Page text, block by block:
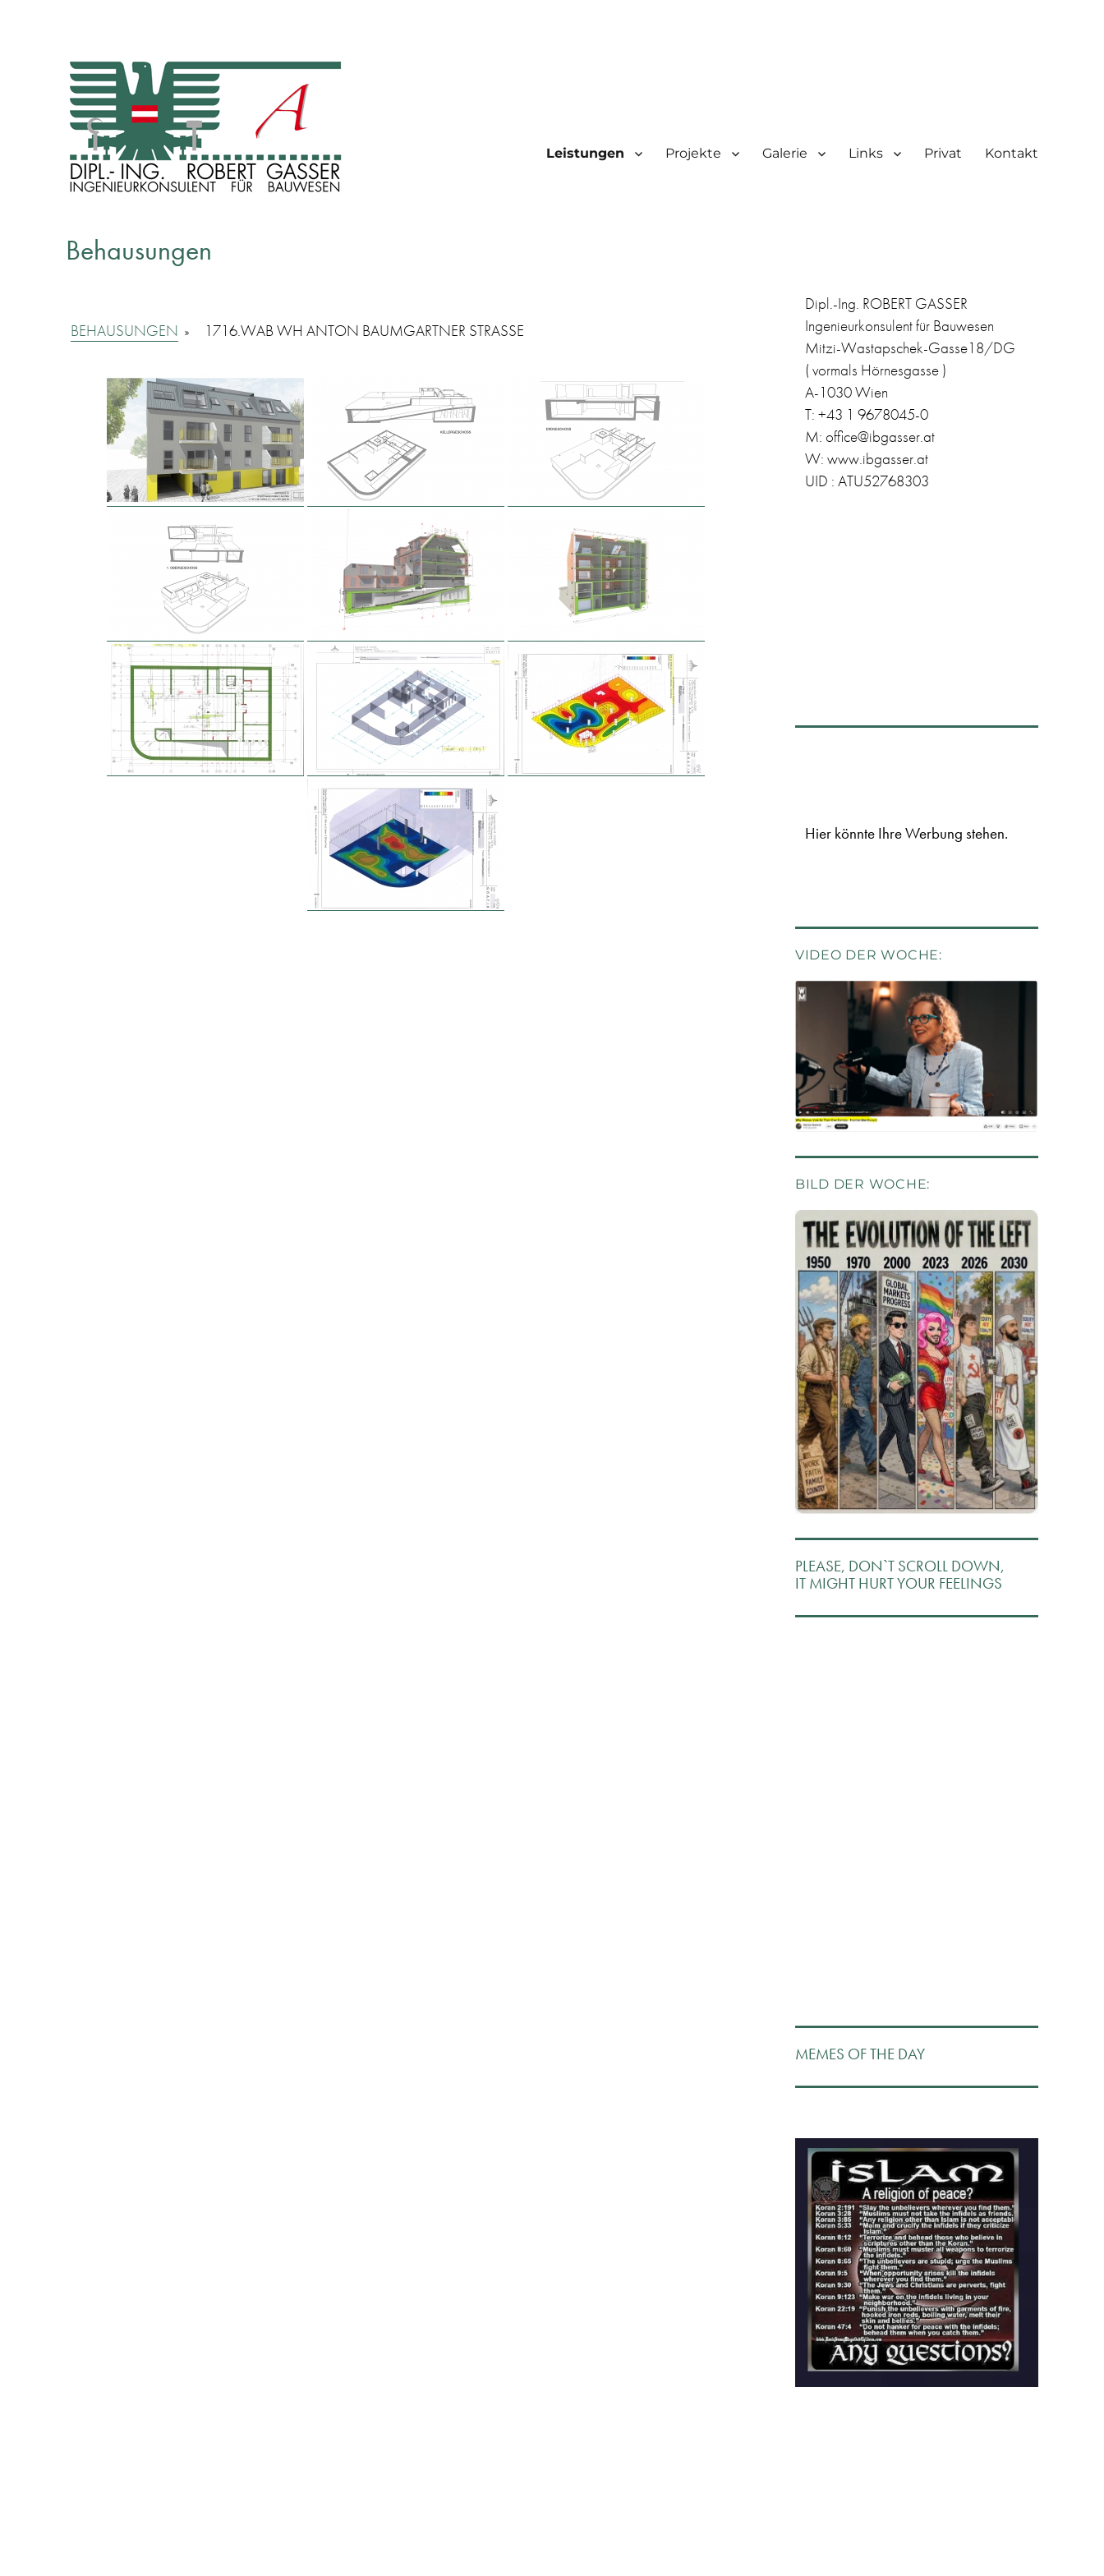
Leistungen Projekte Galerie Links Privat Kontakt
Behausungen
BEHAUSUNGEN » 1716.WAB WH ANTON BAUMGARTNER STRASSE
Dipl.-Ing. ROBERT GASSER
Ingenieurkonsulent für Bauwesen
Mitzi-Wastapschek-Gasse18/DG
( vormals Hörnesgasse )
A-1030 Wien
T: +43 1 9678045-0
M: office@ibgasser.at
W: www.ibgasser.at
UID : ATU52768303
Hier könnte Ihre Werbung stehen.
VIDEO DER WOCHE:
BILD DER WOCHE:
PLEASE, DON`T SCROLL DOWN,
IT MIGHT HURT YOUR FEELINGS
MEMES OF THE DAY